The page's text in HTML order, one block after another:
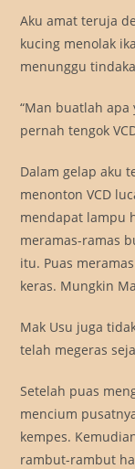
Aku amat teruja
kucing menolak
menunggu
“Man buatlah apa
pernah tengok
Dalam gelap aku
menonton VCD
mendapat lampu
meramas-ramas
itu. Puas
keras. Mungkin
Mak Usu juga
telah megeras
Setelah puas
mencium
kempes.
rambut-rambut